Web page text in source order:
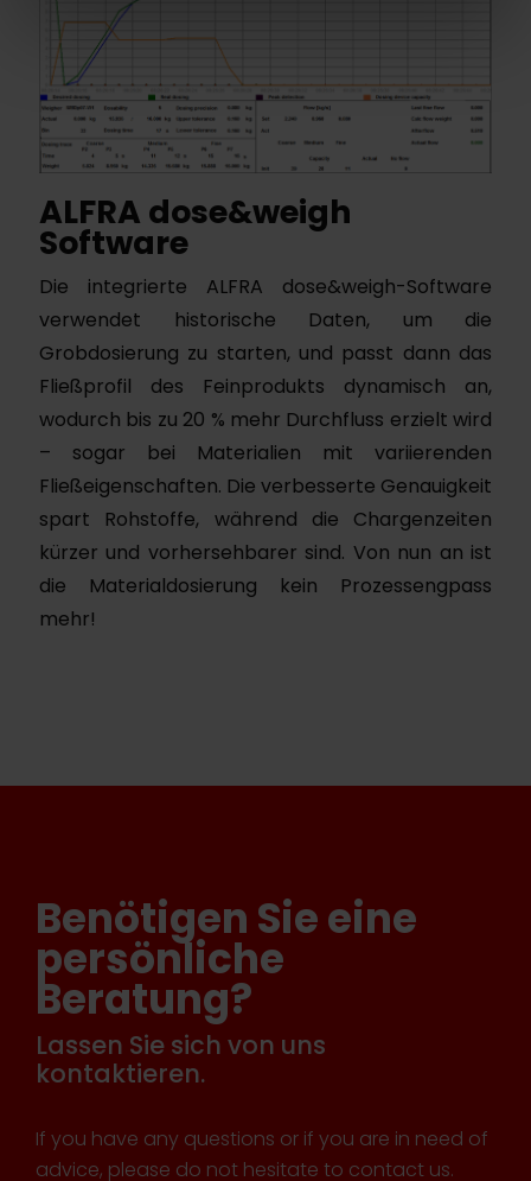
ALFRA dose&weigh
Software
Die integrierte ALFRA dose&weigh-Software
verwendet historische Daten, um die
Grobdosierung zu starten, und passt dann das
Fließprofil des Feinprodukts dynamisch an,
wodurch bis zu 20 % mehr Durchfluss erzielt wird
– sogar bei Materialien mit variierenden
Fließeigenschaften. Die verbesserte Genauigkeit
spart Rohstoffe, während die Chargenzeiten
kürzer und vorhersehbarer sind. Von nun an ist
die Materialdosierung kein Prozessengpass
mehr!
Benötigen Sie eine
persönliche
Beratung?
Lassen Sie sich von uns
kontaktieren.
If you have any questions or if you are in need of
advice, please do not hesitate to contact us.